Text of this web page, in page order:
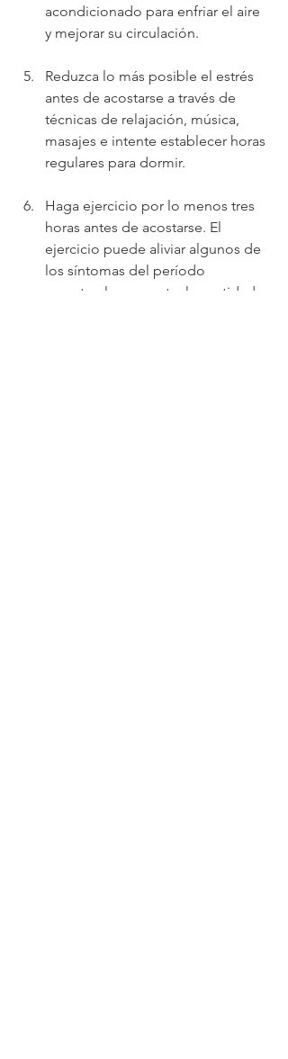
acondicionado para enfriar el aire
y mejorar su circulación.
Reduzca lo más posible el estrés
antes de acostarse a través de
técnicas de relajación, música,
masajes e intente establecer horas
regulares para dormir.
Haga ejercicio por lo menos tres
horas antes de acostarse. El
ejercicio puede aliviar algunos de
los síntomas del período
menstrual y aumentar la cantidad